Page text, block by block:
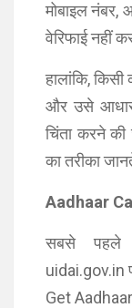
मोबाइल नंबर,
वेरिफाई नहीं
हालांकि,
और उसे आधार
चिंता करने
का तरीका
Aadhaar
सबसे पहले
uidai.gov.in
Get